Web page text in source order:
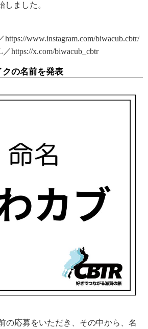
しました。
www.instagram.com/biwacub.cbtr/
https://x.com/biwacub_cbtr
の名前を発表
の応募をいただき、その中から、名